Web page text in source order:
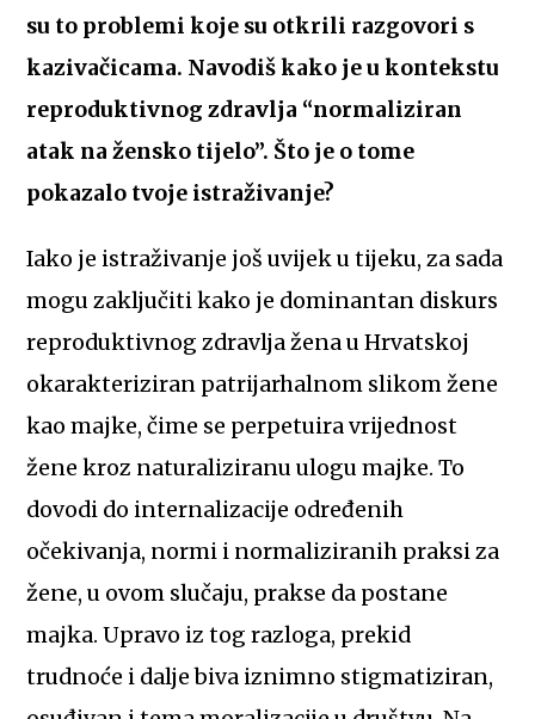
su to problemi koje su otkrili razgovori s
kazivačicama. Navodiš kako je u kontekstu
reproduktivnog zdravlja “normaliziran
atak na žensko tijelo”. Što je o tome
pokazalo tvoje istraživanje?
Iako je istraživanje još uvijek u tijeku, za sada
mogu zaključiti kako je dominantan diskurs
reproduktivnog zdravlja žena u Hrvatskoj
okarakteriziran patrijarhalnom slikom žene
kao majke, čime se perpetuira vrijednost
žene kroz naturaliziranu ulogu majke. To
dovodi do internalizacije određenih
očekivanja, normi i normaliziranih praksi za
žene, u ovom slučaju, prakse da postane
majka. Upravo iz tog razloga, prekid
trudnoće i dalje biva iznimno stigmatiziran,